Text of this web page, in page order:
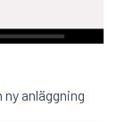
anläggning